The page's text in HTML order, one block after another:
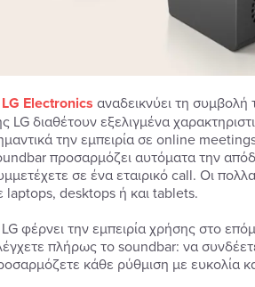
LG Electronics αναδεικνύει τη
LG διαθέτουν εξελιγμένα
την εμπειρία σε online
προσαρμόζει αυτόματα την
σε ένα εταιρικό call. Οι
laptops, desktops ή και tablets.
φέρνει την εμπειρία χρήσης στο
πλήρως το soundbar: να
κάθε ρύθμιση με ευκολία